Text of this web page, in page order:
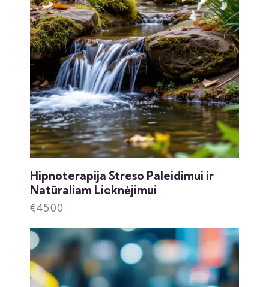
Hipnoterapija Streso Paleidimui ir
Natūraliam Lieknėjimui
€45.00